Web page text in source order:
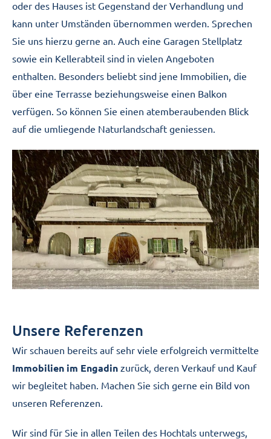
oder des Hauses ist Gegenstand der Verhandlung und
kann unter Umständen übernommen werden. Sprechen
Sie uns hierzu gerne an. Auch eine Garagen Stellplatz
sowie ein Kellerabteil sind in vielen Angeboten
enthalten. Besonders beliebt sind jene Immobilien, die
über eine Terrasse beziehungsweise einen Balkon
verfügen. So können Sie einen atemberaubenden Blick
auf die umliegende Naturlandschaft geniessen.
Unsere Referenzen
Wir schauen bereits auf sehr viele erfolgreich vermittelte
Immobilien im Engadin zurück, deren Verkauf und Kauf
wir begleitet haben. Machen Sie sich gerne ein Bild von
unseren Referenzen.
Wir sind für Sie in allen Teilen des Hochtals unterwegs,